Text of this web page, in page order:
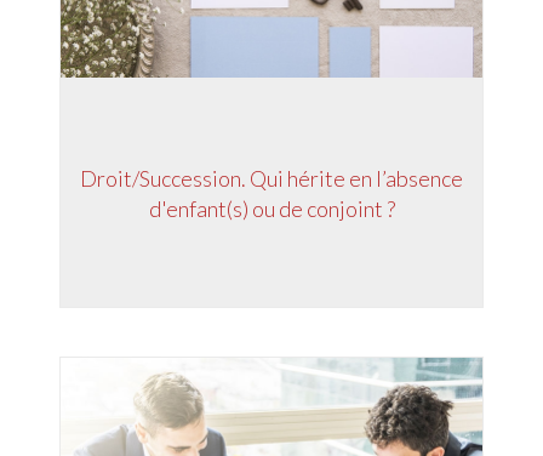
Droit/Succession. Qui hérite en l’absence
d'enfant(s) ou de conjoint ?